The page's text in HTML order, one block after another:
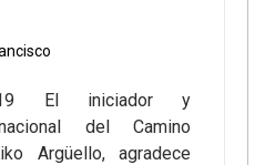
El iniciador y
del Camino
Argüello, agradece